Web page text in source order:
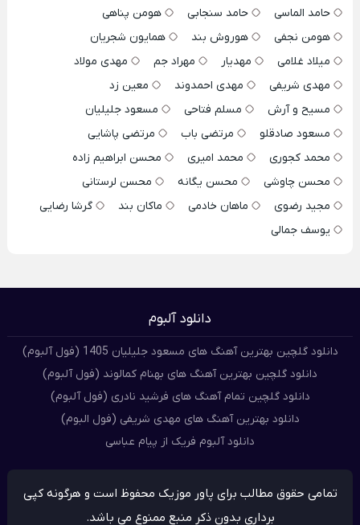
حامد الماسی
حامد سنجابی
هومن پناهی
هومن نجفی
هوروش بند
همایون شجریان
میلاد غلامی
مهدیار مهراد جم
مهدی مولاد
مهدی شریفی
مهدی احمدوند
معین زد
مسیح و آرش
مسلم فتاحی
مسعود جلیلیان
مسعود صادقلو
مرتضی باب
مرتضی پاشایی
محمد کجوری
محمد امیری
محسن ابراهیم زاده
محسن چاوشی
محسن یگانه
محسن لرستانی
مجید رضوی
ماهان خادمی ماکان بند
گرشا رضایی
یوسف جمالی
دانلود آلبوم
دانلود گلچین بهترین آهنگ های مسعود جلیلیان 1405 (فول آلبوم)
دانلود گلچین بهترین آهنگ های بهنام کمالوند (فول آلبوم)
دانلود گلچین تمام آهنگ های فرشید نادری (فول آلبوم)
دانلود بهترین آهنگ های مهدی شریفی (فول البوم)
دانلود آلبوم فریک از پیام عباسی
تمامی حقوق مطالب برای پاور موزیک محفوظ است و هرگونه کپی
برداری بدون ذکر منبع ممنوع می باشد.